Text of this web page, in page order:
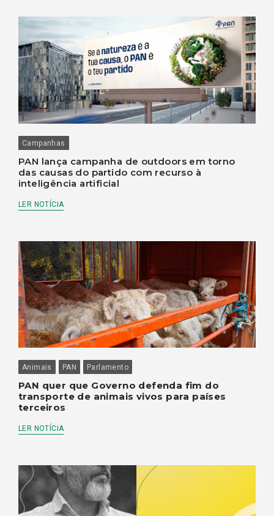
Campanhas
PAN lança campanha de outdoors em torno
das causas do partido com recurso à
inteligência artificial
LER NOTÍCIA
Animais PAN Parlamento
PAN quer que Governo defenda fim do
transporte de animais vivos para países
terceiros
LER NOTÍCIA